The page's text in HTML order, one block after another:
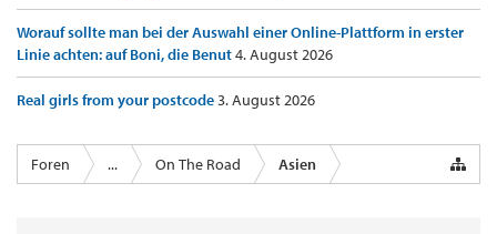
Worauf sollte man bei der Auswahl einer Online-Plattform in erster
Linie achten: auf Boni, die Benut4. August 2026
Real girls from your postcode3. August 2026
Foren ... On The Road Asien